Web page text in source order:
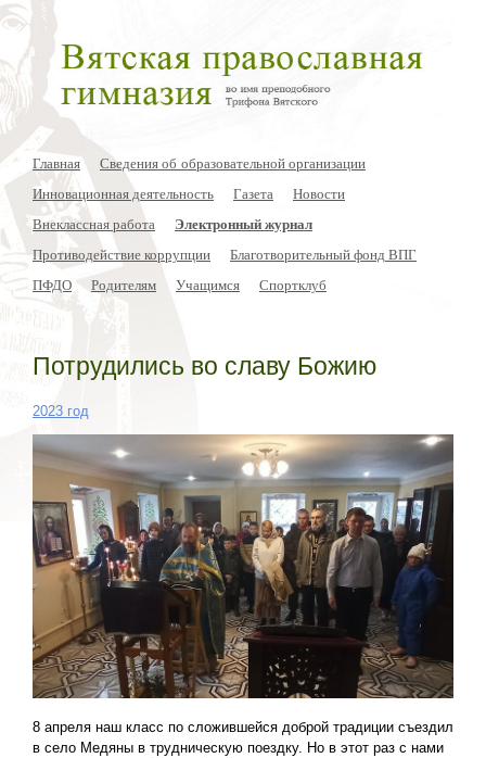
Главная
Сведения об образовательной организации
Инновационная деятельность
Газета
Новости
Внеклассная работа
Электронный журнал
Противодействие коррупции
Благотворительный фонд ВПГ
ПФДО
Родителям Учащимся Спортклуб
Потрудились во славу Божию
2023 год
8 апреля наш класс по сложившейся доброй традиции съездил
в село Медяны в трудническую поездку. Но в этот раз с нами